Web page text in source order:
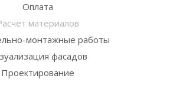
Оплата
материалов
монтажные работы
фасадов
Проектирование